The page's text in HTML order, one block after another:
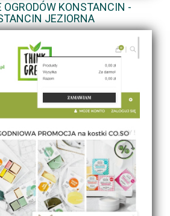
OGRODÓW KONSTANCIN -
JEZIORNA